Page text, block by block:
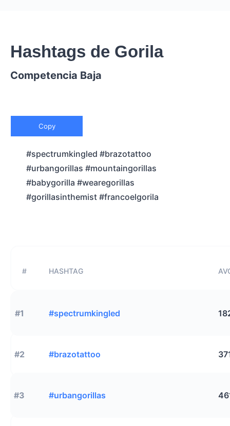
Hashtags de Gorila
Competencia Baja
Copy
#spectrumkingled #brazotattoo
#urbangorillas #mountaingorillas
#babygorilla #wearegorillas
#gorillasinthemist #francoelgorila
# HASHTAG
#1 #spectrumkingled
#2 #brazotattoo
#3 #urbangorillas